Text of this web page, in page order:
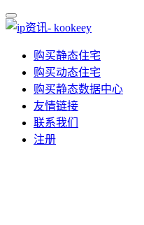
购买静态住宅
购买动态住宅
购买静态数据中心
友情链接
联系我们
注册